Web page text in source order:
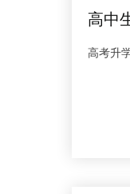
高中
学，
高考升